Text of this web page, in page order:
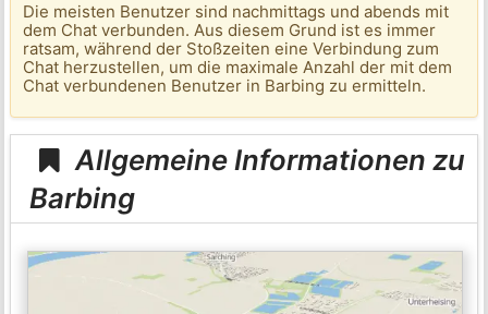
Die meisten Benutzer sind nachmittags und abends mit
dem Chat verbunden. Aus diesem Grund ist es immer
ratsam, während der Stoßzeiten eine Verbindung zum
Chat herzustellen, um die maximale Anzahl der mit dem
Chat verbundenen Benutzer in Barbing zu ermitteln.
Allgemeine Informationen zu
Barbing